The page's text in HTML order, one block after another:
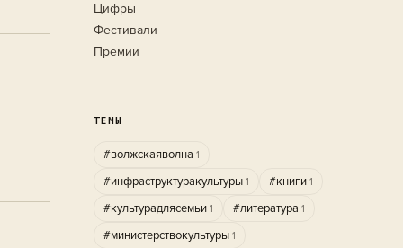
Цифры
Фестивали
Премии
ТЕМЫ
#волжскаяволна 1
#инфраструктуракультуры 1 #книги 1
#культурадлясемьи 1 #литература 1
#министерствокультуры 1